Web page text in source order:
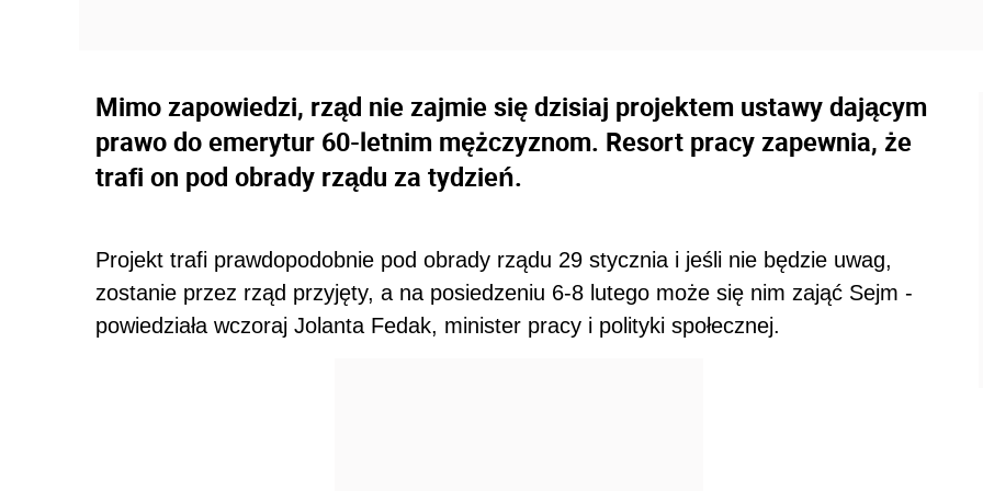
Mimo zapowiedzi, rząd nie zajmie się dzisiaj projektem ustawy dającym
prawo do emerytur 60-letnim mężczyznom. Resort pracy zapewnia, że
trafi on pod obrady rządu za tydzień.
Projekt trafi prawdopodobnie pod obrady rządu 29 stycznia i jeśli nie będzie uwag,
zostanie przez rząd przyjęty, a na posiedzeniu 6-8 lutego może się nim zająć Sejm -
powiedziała wczoraj Jolanta Fedak, minister pracy i polityki społecznej.